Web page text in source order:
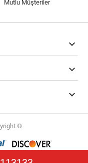
Mutlu Müşteriler



©